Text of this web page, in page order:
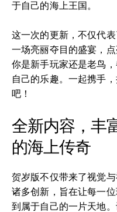
于自己的海上王国。
这一次的更新，不仅代
一场亮丽夺目的盛宴，
你是新手玩家还是老鸟
自己的乐趣。一起携手
吧！
全新内容，丰
的海上传奇
贺岁版不仅带来了视觉
诸多创新，旨在让每一
到属于自己的一片天地